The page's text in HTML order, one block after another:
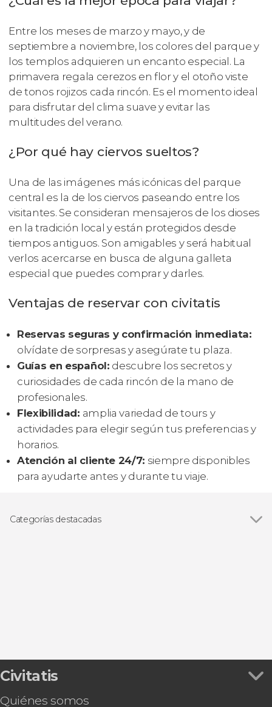
Entre los meses de marzo y mayo, y de
septiembre a noviembre, los colores del parque y
los templos adquieren un encanto especial. La
primavera regala cerezos en flor y el otoño viste
de tonos rojizos cada rincón. Es el momento ideal
para disfrutar del clima suave y evitar las
multitudes del verano.
¿Por qué hay ciervos sueltos?
Una de las imágenes más icónicas del parque
central es la de los ciervos paseando entre los
visitantes. Se consideran mensajeros de los dioses
en la tradición local y están protegidos desde
tiempos antiguos. Son amigables y será habitual
verlos acercarse en busca de alguna galleta
especial que puedes comprar y darles.
Ventajas de reservar con civitatis
Reservas seguras y confirmación inmediata:
olvídate de sorpresas y asegúrate tu plaza.
Guías en español: descubre los secretos y
curiosidades de cada rincón de la mano de
profesionales.
Flexibilidad: amplia variedad de tours y
actividades para elegir según tus preferencias y
horarios.
Atención al cliente 24/7: siempre disponibles
para ayudarte antes y durante tu viaje.
Categorías destacadas
Civitatis
Quiénes somos